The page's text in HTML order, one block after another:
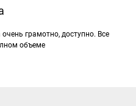
грамотно, доступно. Все
объеме